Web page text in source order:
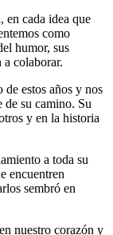
en cada idea que
como
humor, sus
a colaborar.
estos años y nos
de su camino. Su
y en la historia
a toda su
encuentren
sembró en
nuestro corazón y